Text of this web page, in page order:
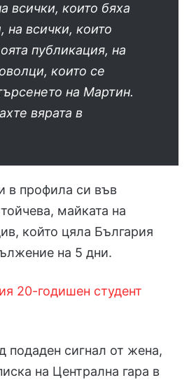
всички, които бяха
на всички, които
публикация, на
които се
на Мартин.
вярата в
в профила си във
майката на
който цяла България
на 5 дни.
20-годишен студент
подаден сигнал от жена,
на Централна гара в